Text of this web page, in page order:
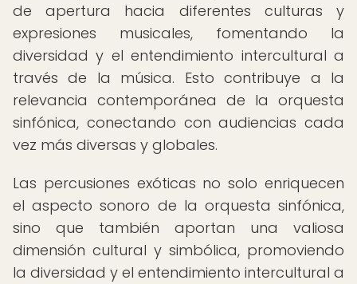
de apertura hacia diferentes culturas y
expresiones musicales, fomentando la
diversidad y el entendimiento intercultural a
través de la música. Esto contribuye a la
relevancia contemporánea de la orquesta
sinfónica, conectando con audiencias cada
vez más diversas y globales.
Las percusiones exóticas no solo enriquecen
el aspecto sonoro de la orquesta sinfónica,
sino que también aportan una valiosa
dimensión cultural y simbólica, promoviendo
la diversidad y el entendimiento intercultural a